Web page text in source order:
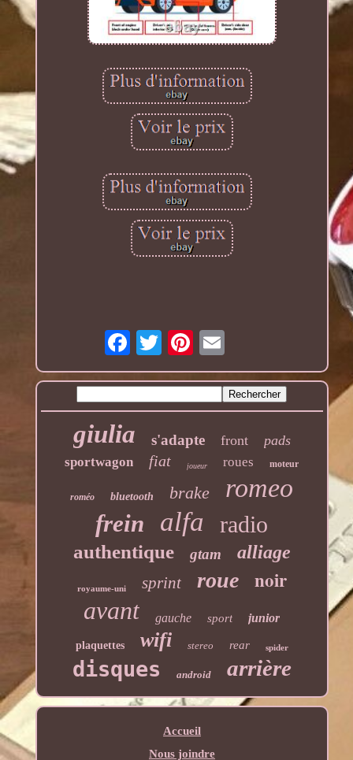
giulia s'adapte front pads
sportwagon fiat joueur roues moteur
roméo bluetooth brake romeo
frein alfa radio
authentique gtam alliage
royaume-uni sprint roue noir
avant gauche sport junior
plaquettes wifi stereo rear spider
disques android arrière
Accueil
Nous joindre